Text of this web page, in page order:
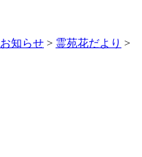
お知らせ > 霊苑花だより >